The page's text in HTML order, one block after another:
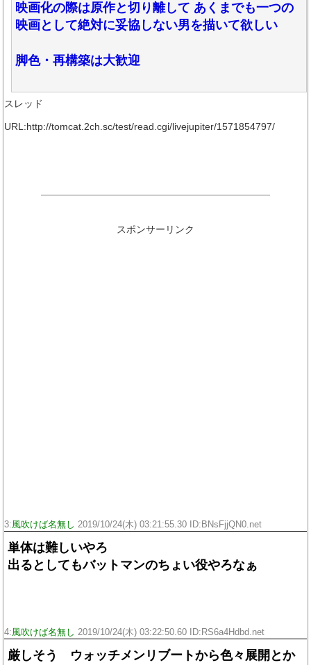
映画化の際は原作と切り離して あくまでも一つの
映画として絶対に妥協しない男を描いて欲しい
脚色・再構築は大歓迎
スレッド
URL:http://tomcat.2ch.sc/test/read.cgi/livejupiter/1571854797/
スポンサーリンク
3:風吹けば名無し 2019/10/24(木) 03:21:55.30 ID:BNsFjjQN0.net
単体は難しいやろ
出るとしてもバットマンのちょい役やろなぁ
4:風吹けば名無し 2019/10/24(木) 03:22:50.60 ID:RS6a4Hdbd.net
厳しそう ウォッチメンリブートから色々展開とか